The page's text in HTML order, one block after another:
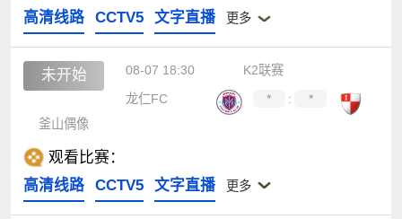
高清线路
CCTV5 文字直播 更多
未开始 08-07 18:30
K2联赛
龙仁FC
* :
*
釜山偶像
观看比赛：
高清线路
CCTV5 文字直播 更多